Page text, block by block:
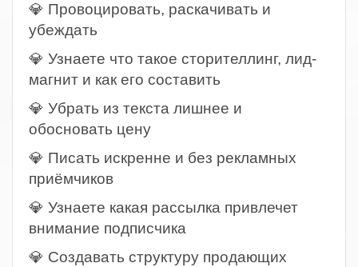
💎 Провоцировать, раскачивать и
убеждать
💎 Узнаете что такое сторителлинг, лид-
магнит и как его составить
💎 Убрать из текста лишнее и
обосновать цену
💎 Писать искренне и без рекламных
приёмчиков
💎 Узнаете какая рассылка привлечет
внимание подписчика
💎 Создавать структуру продающих